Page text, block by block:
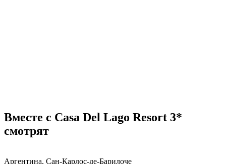
Вместе с Casa Del Lago Resort 3*
смотрят
Аргентина, Сан-Карлос-де-Барилоче